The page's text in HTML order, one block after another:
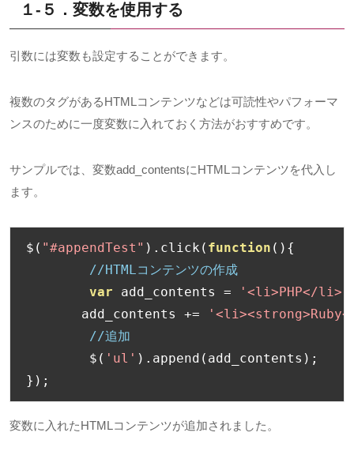
１-５． 変数を使用する
引数には変数も設定することができます。
複数のタグがある HTMLコンテンツなどは可読性やパフォーマ
ンスのために一度変数に入れておく方法がおすすめです。
サンプルでは、変数add_contentsにHTMLコンテンツを代入し
ます。
$ ( "#appendTest" ). click ( function (){
//HTMLコンテンツの作成
var add_contents =
'<li>PHP</li>'
       add_contents
+=
//追加
	$
( 'ul' ). append ( add_contents );
});
変数に入れた HTMLコンテンツが追加されました。